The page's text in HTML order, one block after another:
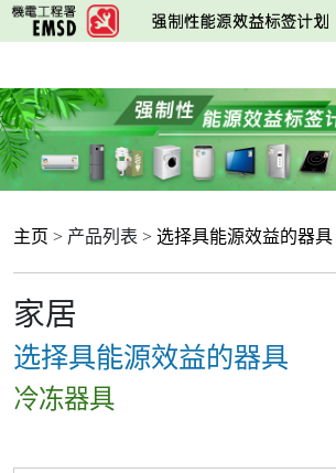
跳
至
要
内
容
主页 > 产品列表 > 选择具能源效益的器具
家居
选择具能源效益的器具
冷冻器具